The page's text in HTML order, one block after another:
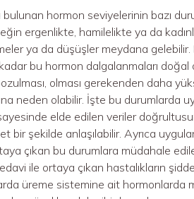
hormon seviyelerinin bazı
ergenlikte, hamilelikte ya da
ya da düşüşler meydana gelebilir.
bu hormon dalgalanmaları
olması gerekenden daha
neden olabilir. İşte bu durumlarda
elde edilen veriler
bir şekilde anlaşılabilir. Ayrıca
çıkan bu durumlara müdahale
ile ortaya çıkan hastalıkların
üreme sistemine ait